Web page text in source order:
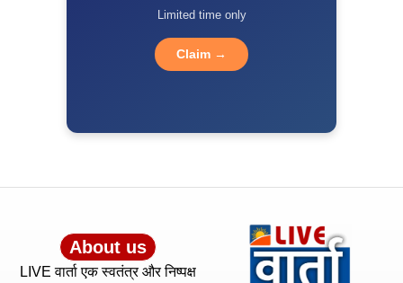
Limited time only
Claim →
About us
LIVE वार्ता एक स्वतंत्र और निष्पक्ष